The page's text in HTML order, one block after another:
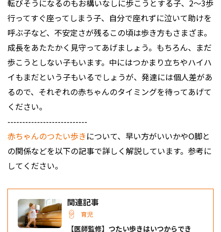
転びそうになるのもお構いなしに歩こうとする子、2～3歩
行ってすぐ座ってしまう子、自分で座れずに泣いて助けを
呼ぶ子など、不安定さが残るこの頃は歩き方もさまざま。
成長をあたたかく見守ってあげましょう。もちろん、まだ
歩こうとしない子もいます。中にはつかまり立ちやハイハ
イもまだという子もいるでしょうが、発達には個人差があ
るので、それぞれの赤ちゃんのタイミングを待ってあげて
ください。
---------------------------
赤ちゃんのつたい歩きについて、早い方がいいかやO脚と
の関係などを以下の記事で詳しく解説しています。参考に
してください。
関連記事
育児
【医師監修】つたい歩きはいつからでき